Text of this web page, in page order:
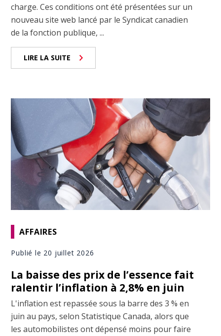
charge. Ces conditions ont été présentées sur un
nouveau site web lancé par le Syndicat canadien
de la fonction publique, ...
LIRE LA SUITE
AFFAIRES
Publié le 20 juillet 2026
La baisse des prix de l’essence fait
ralentir l’inflation à 2,8% en juin
L'inflation est repassée sous la barre des 3 % en
juin au pays, selon Statistique Canada, alors que
les automobilistes ont dépensé moins pour faire